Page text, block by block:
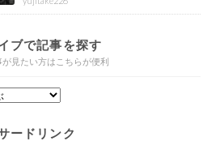
とめ
ブで記事を探す
見たい方はこちらが便利
ードリンク